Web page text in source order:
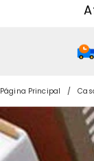
Página Principal